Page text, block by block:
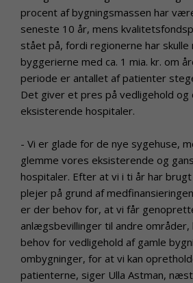
procent af bygningsmassen har
seneste 10 år, mens
stået på, fordi regionerne har skulle
byggerierne med ca. 1 mia. kr. om
periode er antallet af patienter
Det giver et pres på vedligehold og
eksisterende hospitaler.
- Vi er glade for de nye sygehuse,
glemme vores eksisterende og
hospitaler. Efter at vi i ti år har
plejer på grund af
er der behov for, at vi får
anlægsbevillinger til andre
behov for vedligehold af gamle
ombygninger, for at vi kan
patienterne, siger Ulla Astman,